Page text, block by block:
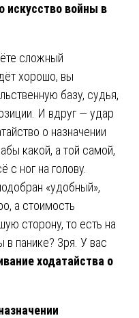
искусство войны в
сложный
хорошо, вы
базу, судья,
И вдруг — удар
о назначении
какой, а той самой,
с ног на голову.
«удобный»,
а стоимость
сторону, то есть на
в панике? Зря. У вас
ходатайства о